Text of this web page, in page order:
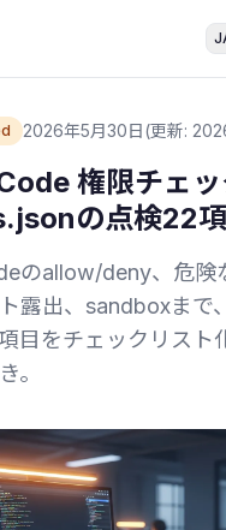
2026年5月30日(更新:
権限チェ
の点検22項
のallow/deny、危険
露出、sandboxまで
目をチェックリスト
。